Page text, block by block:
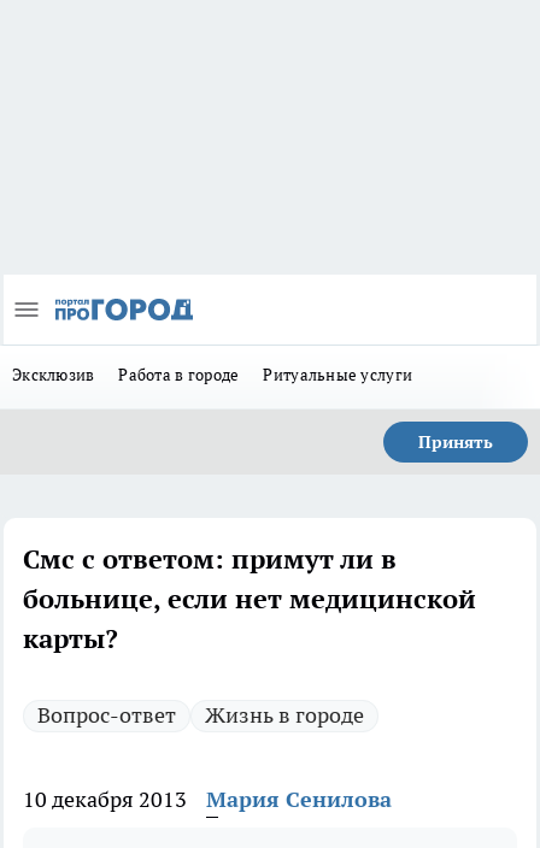
Эксклюзив Работа в городе Ритуальные услуги
Принять
Смс с ответом: примут ли в
больнице, если нет медицинской
карты?
Вопрос-ответ Жизнь в городе
10 декабря 2013 Мария Сенилова